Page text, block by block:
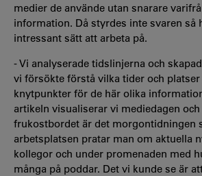
medier de använde utan snarare
information. Då styrdes inte svaren så
intressant sätt att arbeta på.
- Vi analyserade tidslinjerna och
vi försökte förstå vilka tider och
knytpunkter för de här olika
artikeln visualiserar vi mediedagen
frukostbordet är det morgontidningen
arbetsplatsen pratar man om aktuella
kollegor och under promenaden med
många på poddar. Det vi kunde se är